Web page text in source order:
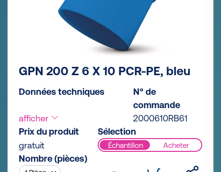
GPN 200 Z 6 X 10 PCR-PE, bleu
Données techniques
afficher
N° de
commande
2000610RB61
Prix du produit
gratuit
Sélection
Échantillon Acheter
Nombre (pièces)